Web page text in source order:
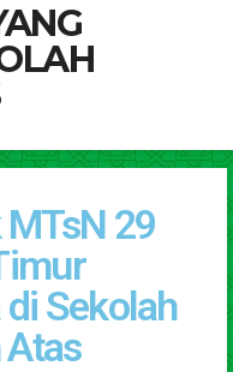
29
Sekolah